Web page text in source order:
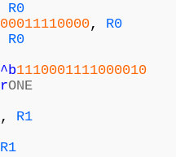
R0
, R0
R0
^b1110001111000010
ONE
, R1
R1